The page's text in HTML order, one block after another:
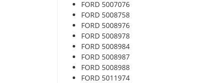
FORD 5007076
FORD 5008758
FORD 5008976
FORD 5008978
FORD 5008984
FORD 5008987
FORD 5008988
FORD 5011974